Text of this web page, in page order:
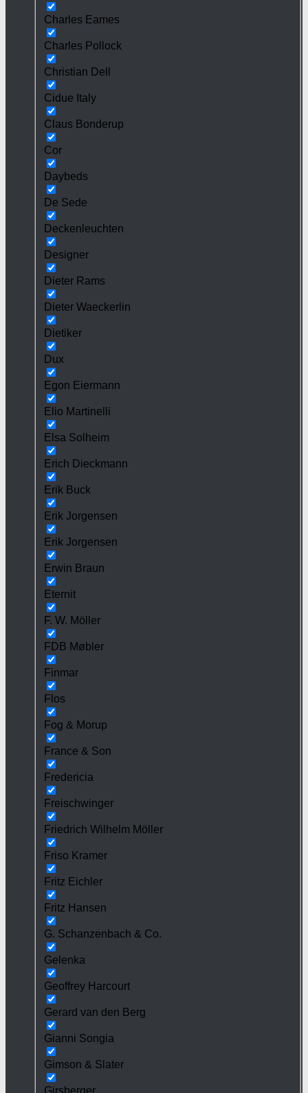
Charles Eames
Charles Pollock
Christian Dell
Cidue Italy
Claus Bonderup
Cor
Daybeds
De Sede
Deckenleuchten
Designer
Dieter Rams
Dieter Waeckerlin
Dietiker
Dux
Egon Eiermann
Elio Martinelli
Elsa Solheim
Erich Dieckmann
Erik Buck
Erik Jorgensen
Erik Jorgensen
Erwin Braun
Eternit
F. W. Möller
FDB Møbler
Finmar
Flos
Fog & Morup
France & Son
Fredericia
Freischwinger
Friedrich Wilhelm Möller
Friso Kramer
Fritz Eichler
Fritz Hansen
G. Schanzenbach & Co.
Gelenka
Geoffrey Harcourt
Gerard van den Berg
Gianni Songia
Gimson & Slater
Girsberger